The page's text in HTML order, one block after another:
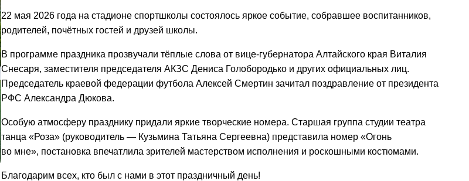
22 мая 2026 года на стадионе спортшколы состоялось яркое событие, собравшее воспитанников,
родителей, почётных гостей и друзей школы.
В программе праздника прозвучали тёплые слова от вице‑губернатора Алтайского края Виталия
Снесаря, заместителя председателя АКЗС Дениса Голобородько и других официальных лиц.
Председатель краевой федерации футбола Алексей Смертин зачитал поздравление от президента
РФС Александра Дюкова.
Особую атмосферу празднику придали яркие творческие номера. Старшая группа студии театра
танца «Роза» (руководитель — Кузьмина Татьяна Сергеевна) представила номер «Огонь
во мне», постановка впечатлила зрителей мастерством исполнения и роскошными костюмами.
Благодарим всех, кто был с нами в этот праздничный день!